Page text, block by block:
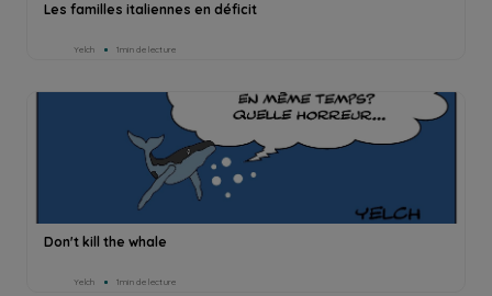
Les familles italiennes en déficit
Yelch 1min de lecture
Don't kill the whale
Yelch 1min de lecture